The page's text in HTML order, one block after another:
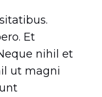
Et
nihil et
ut magni